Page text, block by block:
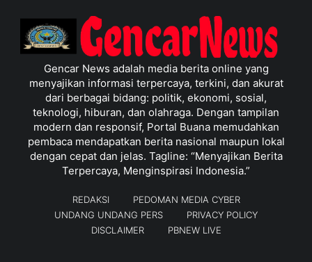
Gencar News adalah media berita online yang
menyajikan informasi terpercaya, terkini, dan akurat
dari berbagai bidang: politik, ekonomi, sosial,
teknologi, hiburan, dan olahraga. Dengan tampilan
modern dan responsif, Portal Buana memudahkan
pembaca mendapatkan berita nasional maupun lokal
dengan cepat dan jelas. Tagline: “Menyajikan Berita
Terpercaya, Menginspirasi Indonesia.”
REDAKSI
PEDOMAN MEDIA CYBER
UNDANG UNDANG PERS
PRIVACY POLICY
DISCLAIMER
PBNEW LIVE